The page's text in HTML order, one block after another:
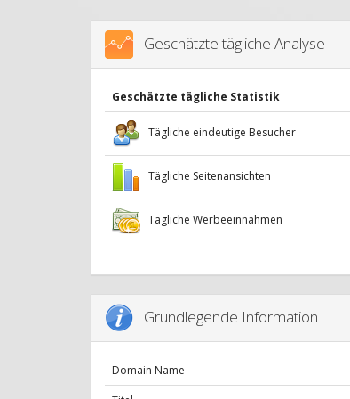
Geschätzte tägliche Analyse
Geschätzte tägliche Statistik
Tägliche eindeutige Besucher
Tägliche Seitenansichten
Tägliche Werbeeinnahmen
Grundlegende Information
Domain Name